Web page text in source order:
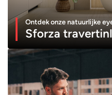
Ontdek onze natuurlijke
Sforza